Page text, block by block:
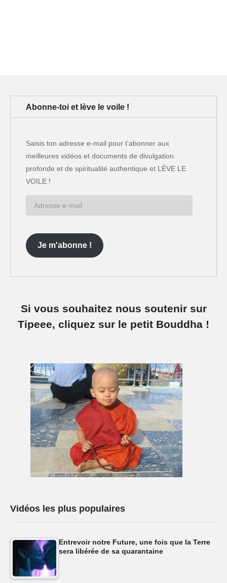
Abonne-toi et lève le voile !
Saisis ton adresse e-mail pour t'abonner aux
meilleures vidéos et documents de divulgation
profonde et de spiritualité authentique et LÈVE LE
VOILE !
Je m'abonne !
Si vous souhaitez nous soutenir sur
Tipeee, cliquez sur le petit Bouddha !
Vidéos les plus populaires
Entrevoir notre Future, une fois que la Terre
sera libérée de sa quarantaine